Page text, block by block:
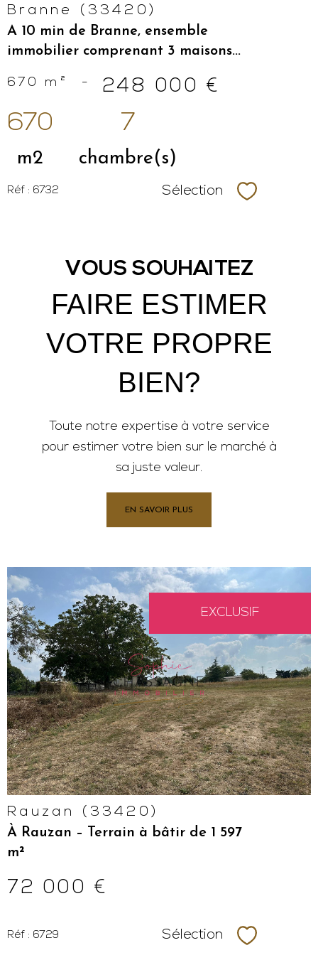
Branne (33420)
A 10 min de Branne, ensemble
immobilier comprenant 3 maisons...
670 m² - 248 000 €
670
m2
7
chambre(s)
Réf : 6732 Sélection
VOUS SOUHAITEZ
FAIRE ESTIMER
VOTRE PROPRE
BIEN?
Toute notre expertise à votre service
pour estimer votre bien sur le marché à
sa juste valeur.
EN SAVOIR PLUS
EXCLUSIF
VOIR LE
BIEN
Rauzan (33420)
À Rauzan – Terrain à bâtir de 1 597
m²
72 000 €
Réf : 6729 Sélection